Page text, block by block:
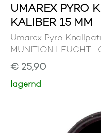
UMAREX PYRO
KALIBER 15 MM
Umarex Pyro
MUNITION LEUCHT-
€ 25,90
lagernd